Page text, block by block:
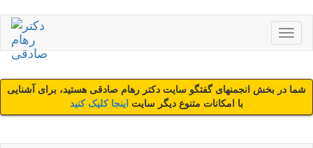
شما در بخش انجمنهای گفتگو سایت دکتر رهام صادقی هستید، برای آشنایی
با امکانات متنوع دیگر سایت اینجا کلیک کنید